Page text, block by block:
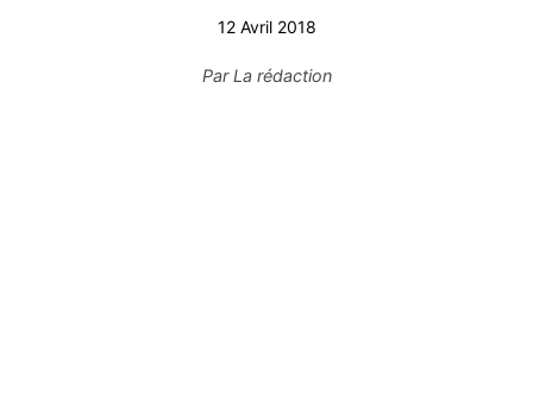
12 Avril 2018
ParLa rédaction